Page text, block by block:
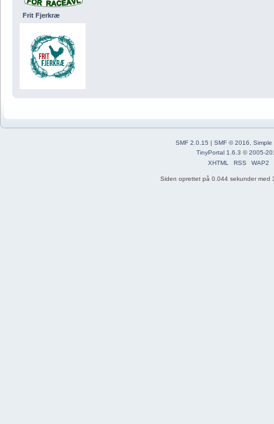
Frit Fjerkræ
SMF 2.0.15 | SMF © 2016
Simple
TinyPortal 1.6.3 ©2005-
XHTML
RSS WAP2
Siden oprettet på 0.044 sekunder med